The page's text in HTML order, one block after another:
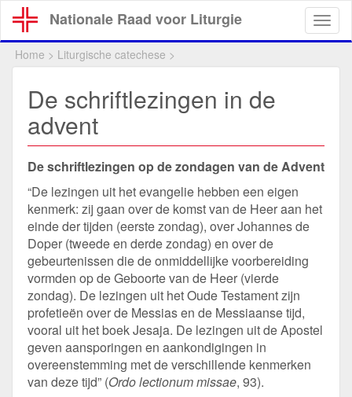
Overslaan
en
naar
Nationale Raad voor Liturgie
Home > Liturgische catechese >
De schriftlezingen in de
advent
De schriftlezingen op de zondagen van de Advent
“De lezingen uit het evangelie hebben een eigen
kenmerk: zij gaan over de komst van de Heer aan het
einde der tijden (eerste zondag), over Johannes de
Doper (tweede en derde zondag) en over de
gebeurtenissen die de onmiddellijke voorbereiding
vormden op de Geboorte van de Heer (vierde
zondag). De lezingen uit het Oude Testament zijn
profetieën over de Messias en de Messiaanse tijd,
vooral uit het boek Jesaja. De lezingen uit de Apostel
geven aansporingen en aankondigingen in
overeenstemming met de verschillende kenmerken
van deze tijd” (Ordo lectionum missae, 93).